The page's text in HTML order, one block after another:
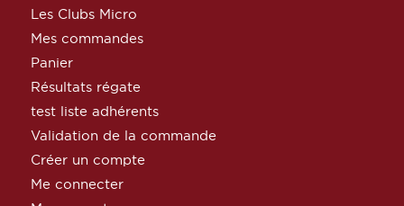
Les Clubs Micro
Mes commandes
Panier
Résultats régate
test liste adhérents
Validation de la commande
Créer un compte
Me connecter